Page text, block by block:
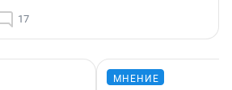
17
МНЕНИЕ